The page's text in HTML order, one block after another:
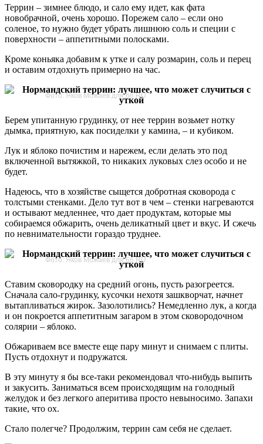
Террин – зимнее блюдо, и сало ему идет, как фата
новобрачной, очень хорошо. Порежем сало – если оно
соленое, то нужно будет убрать лишнюю соль и специи с
поверхности – аппетитными полосками.
Кроме коньяка добавим к утке и салу розмарин, соль и перец
и оставим отдохнуть примерно на час.
Фото: Яков Можаев для 66.RU
Берем упитанную грудинку, от нее террин возьмет нотку
дымка, приятную, как посиделки у камина, – и кубиком.
Лук и яблоко почистим и нарежем, если делать это под
включенной вытяжкой, то никаких луковых слез особо и не
будет.
Надеюсь, что в хозяйстве сыщется добротная сковорода с
толстыми стенками. Дело тут вот в чем – стенки нагреваются
и остывают медленнее, что дает продуктам, которые мы
собираемся обжарить, очень деликатный цвет и вкус. И сжечь
по невнимательности гораздо труднее.
Фото: Яков Можаев для 66.RU
Ставим сковородку на средний огонь, пусть разогреется.
Сначала сало-грудинку, кусочки нехотя зашкворчат, начнет
вытапливаться жирок. Зазолотились? Немедленно лук, а когда
и он покроется аппетитным загаром в этом сковородочном
солярии – яблоко.
Обжариваем все вместе еще пару минут и снимаем с плиты.
Пусть отдохнут и подружатся.
В эту минуту я бы все-таки рекомендовал что-нибудь выпить
и закусить. Заниматься всем происходящим на голодный
желудок и без легкого аперитива просто невыносимо. Запахи
такие, что ох.
Стало полегче? Продолжим, террин сам себя не сделает.